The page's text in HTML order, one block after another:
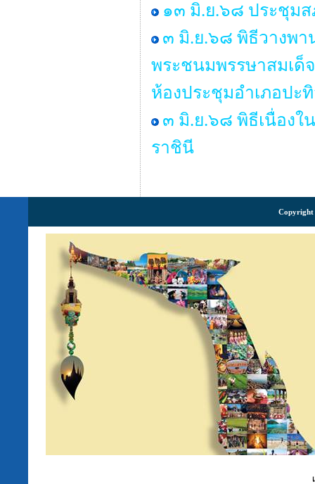
๑๓ มิ.ย.๖๘ ประชุมส
๓ มิ.ย.๖๘ พิธีวางพา
พระชนมพรรษาสมเ
ห้องประชุมอำเภอปะ
๓ มิ.ย.๖๘ พิธีเนื่องใ
ราชินี
Copyright